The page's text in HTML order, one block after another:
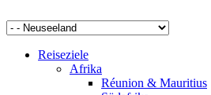
Reiseziele
Afrika
Réunion & Mauritius